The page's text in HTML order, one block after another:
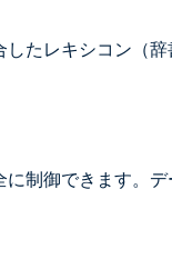
たレキシコン（辞
制御できます。